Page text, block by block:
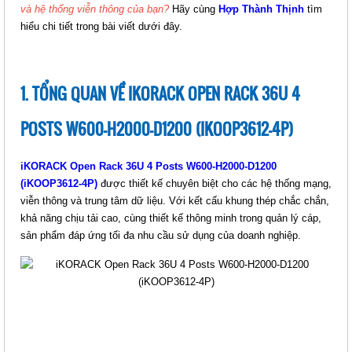
IKORACK OPEN RACK 42U 4
Giá: Liên hệ
Mã sản phẩm: MT-iKOOP42-4P
IKORACK OPEN RACK 36U 2
POSTS, W530-H1735-D700
và hệ thống viễn thông của bạn?Hãy cùng Hợp Thành Thịnh tìm
hiểu chi tiết trong bài viết dưới đây.
1. TỔNG QUAN VỀ IKORACK OPEN RACK 36U 4
POSTS W600-H2000-D1200 (IKOOP3612-4P)
iKORACK Open Rack 36U 4 Posts W600-H2000-D1200
(iKOOP3612-4P) được thiết kế chuyên biệt cho các hệ thống mạng,
viễn thông và trung tâm dữ liệu. Với kết cấu khung thép chắc chắn,
khả năng chịu tải cao, cùng thiết kế thông minh trong quản lý cáp,
sản phẩm đáp ứng tối đa nhu cầu sử dụng của doanh nghiệp.